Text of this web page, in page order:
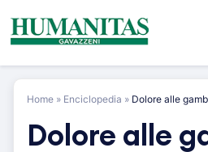
content
Home » Enciclopedia » Dolore alle
Dolore alle